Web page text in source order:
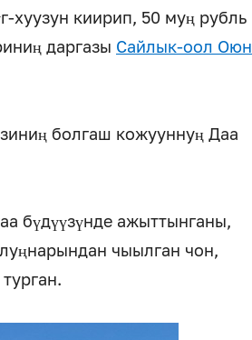
киирип, 50 муң рубль
даргазы Сайлык-оол Оюн
болгаш кожууннуң Даа
бүдүүзүнде ажыттынганы,
чыылган чон,